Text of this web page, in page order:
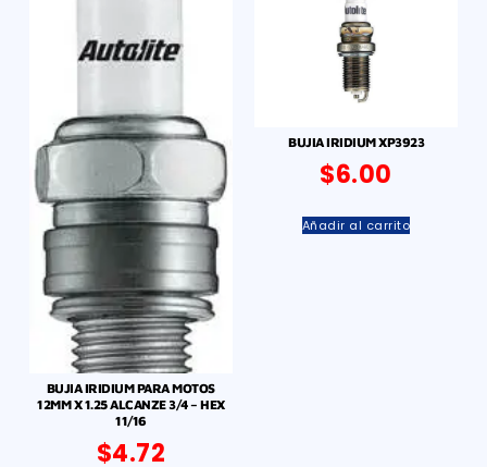
BUJIA IRIDIUM PARA MOTOS
12MM X 1.25 ALCANZE 3/4 – HEX
11/16
$4.72
BUJIA IRIDIUM XP3923
$6.00
Añadir al carrito